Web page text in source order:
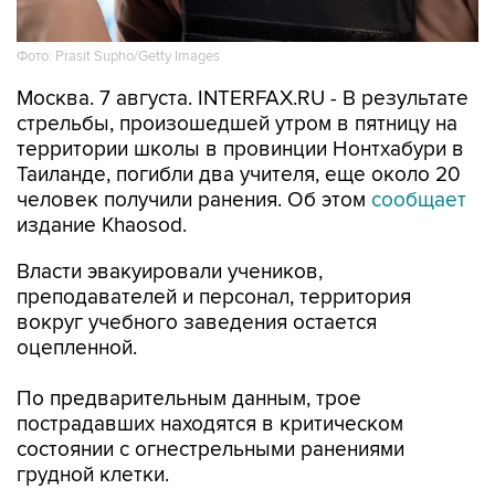
Фото: Prasit Supho/Getty Images
Москва. 7 августа. INTERFAX.RU - В результате
стрельбы, произошедшей утром в пятницу на
территории школы в провинции Нонтхабури в
Таиланде, погибли два учителя, еще около 20
человек получили ранения. Об этом сообщает
издание Khaosod.
Власти эвакуировали учеников,
преподавателей и персонал, территория
вокруг учебного заведения остается
оцепленной.
По предварительным данным, трое
пострадавших находятся в критическом
состоянии с огнестрельными ранениями
грудной клетки.